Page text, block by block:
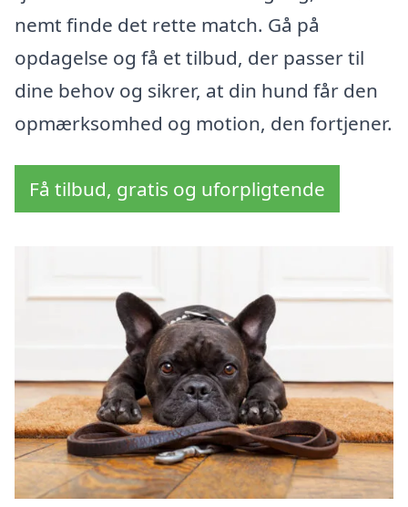
nemt finde det rette match. Gå på
opdagelse og få et tilbud, der passer til
dine behov og sikrer, at din hund får den
opmærksomhed og motion, den fortjener.
Få tilbud, gratis og uforpligtende